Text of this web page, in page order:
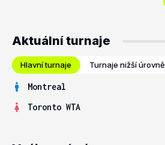
Aktuální turnaje
Hlavní turnaje Turnaje nižší úrovně
Montreal
Toronto WTA